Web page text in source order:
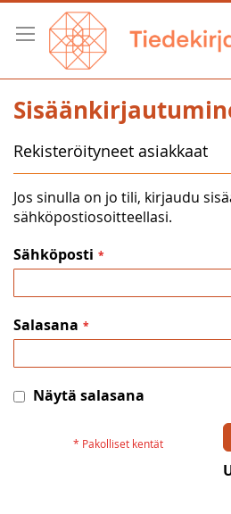
Skip
Content
Rekisteröityneet asiakkaat
Jos sinulla on jo tili, kirjaudu
sähköpostiosoitteellasi.
Sähköposti
Salasana
Näytä salasana